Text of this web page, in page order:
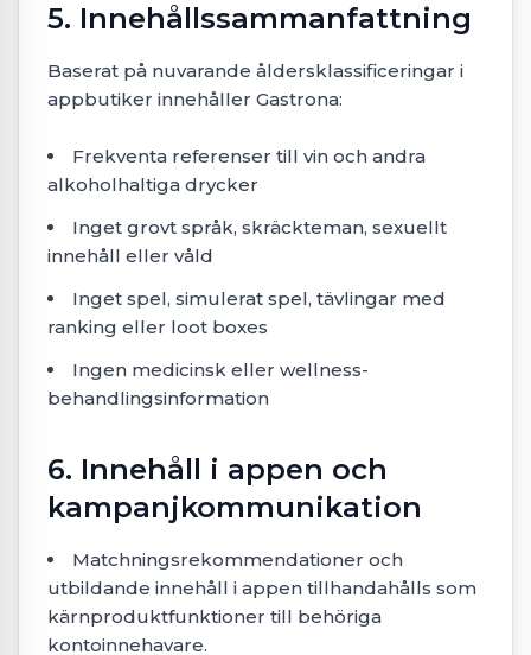
5. Innehållssammanfattning
Baserat på nuvarande åldersklassificeringar i
appbutiker innehåller Gastrona:
Frekventa referenser till vin och andra
alkoholhaltiga drycker
Inget grovt språk, skräckteman, sexuellt
innehåll eller våld
Inget spel, simulerat spel, tävlingar med
ranking eller loot boxes
Ingen medicinsk eller wellness-
behandlingsinformation
6. Innehåll i appen och
kampanjkommunikation
Matchningsrekommendationer och
utbildande innehåll i appen tillhandahålls som
kärnproduktfunktioner till behöriga
kontoinnehavare.